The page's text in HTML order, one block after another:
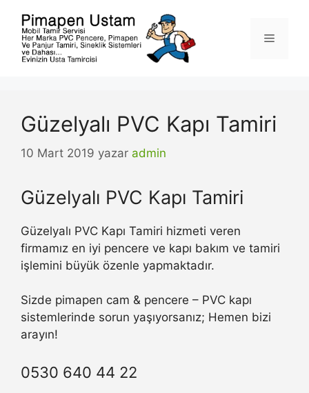
Menü
Güzelyalı PVC Kapı Tamiri
10 Mart 2019 yazar admin
Güzelyalı PVC Kapı Tamiri
Güzelyalı PVC Kapı Tamiri hizmeti veren
firmamız en iyi pencere ve kapı bakım ve tamiri
işlemini büyük özenle yapmaktadır.
Sizde pimapen cam & pencere – PVC kapı
sistemlerinde sorun yaşıyorsanız; Hemen bizi
arayın!
0530 640 44 22